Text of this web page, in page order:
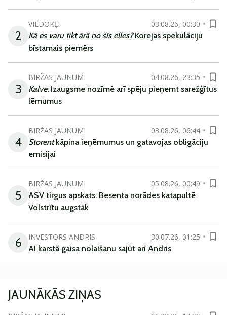
2
VIEDOKĻI
03.08.26, 00:30
Kā es varu tikt ārā no šīs elles?Korejas spekulāciju
bīstamais piemērs
3
BIRŽAS JAUNUMI
04.08.26, 23:35
Kalve: Izaugsme nozīmē arī spēju pieņemt sarežģītus
lēmumus
4
BIRŽAS JAUNUMI
03.08.26, 06:44
Storentkāpina ieņēmumus un gatavojas obligāciju
emisijai
5
BIRŽAS JAUNUMI
05.08.26, 00:49
ASV tirgus apskats: Besenta norādes katapultē
Volstrītu augstāk
6 INVESTORS ANDRIS
30.07.26, 01:25
AI karstā gaisa nolaišanu sajūt arī Andris
JAUNĀKĀS ZIŅAS